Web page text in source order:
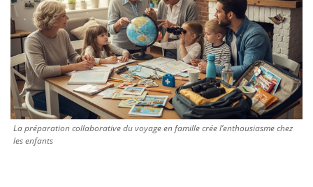
La préparation collaborative du voyage en famille crée l’enthousiasme chez
les enfants